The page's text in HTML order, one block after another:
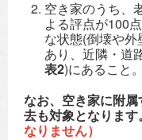
空き家のうち、
よる評点が100
な状態(倒壊や
あり、近隣・道
表2)にあること。
なお、空き家に附
去も対象となりま
なりません）